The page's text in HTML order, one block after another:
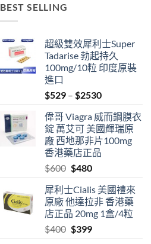
BEST SELLING
超級雙效犀利士Super
Tadarise 勃起持久
100mg/10粒 印度原裝
進口
$529 – $2530Price
$529
through
$2530
偉哥 Viagra 威而鋼膜衣
錠 萬艾可 美國輝瑞原
廠 西地那非片100mg
香港藥店正品
$600 Original
was:
$600.
$480Current
is:
$480.
犀利士Cialis 美國禮來
原廠 他達拉非 香港藥
店正品 20mg 1盒/4粒
$400 Original
$399Current